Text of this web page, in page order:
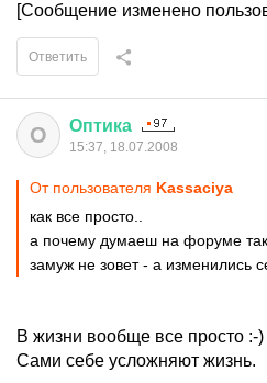
[Сообщение изменено
Ответить
О Оптика
15:37, 18.07.2008
От пользователя Kassaciya
как все просто..
а почему думаеш на форуме
замуж не зовет - а изменились
В жизни вообще все просто :-)
Сами себе усложняют жизнь.